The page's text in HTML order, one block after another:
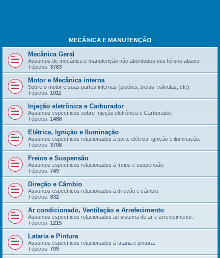
MECÂNICA E MANUTENÇÃO
Mecânica Geral
Assuntos de mecânica e manutenção não abordados nos fóruns abaixo.
Tópicos: 3783
Motor e Mecânica interna
Sobre o motor e suas partes internas (pistões, bielas, válvulas, etc).
Tópicos: 1011
Injeção eletrônica e Carburador
Assuntos específicos sobre Injeção eletrônica e Carburador.
Tópicos: 1488
Elétrica, Ignição e Iluminação
Assuntos específicos relacionados à parte elétrica, ignição e iluminação.
Tópicos: 3708
Freios e Suspensão
Assuntos específicos relacionados à freios e suspensão.
Tópicos: 749
Direção e Câmbio
Assuntos específicos relacionados à direção e câmbio.
Tópicos: 832
Ar condicionado, Ventilação e Arrefecimento
Assuntos específicos relacionados ao sistema de ar e arrefecimento.
Tópicos: 1215
Lataria e Pintura
Assuntos específicos relacionados à lataria e pintura.
Tópicos: 709